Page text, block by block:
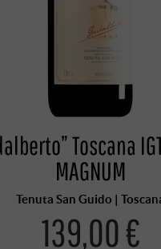
Toscana
MAGNUM
Tenuta San Guido |
139,00 €